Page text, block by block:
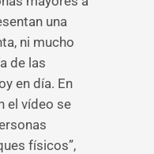
una
ni mucho
de las
en día. En
el vídeo se
físicos”,